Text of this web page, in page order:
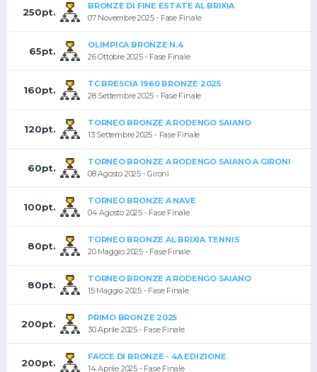
250pt.
BRONZE DI FINE ESTATE AL BRIXIA
07 Novembre 2025 - Fase Finale
65pt.
OLIMPICA BRONZE N.4
26 Ottobre 2025 - Fase Finale
160pt.
TC BRESCIA 1960 BRONZE 2025
28 Settembre 2025 - Fase Finale
120pt.
TORNEO BRONZE A RODENGO SAIANO
13 Settembre 2025 - Fase Finale
60pt.
TORNEO BRONZE A RODENGO SAIANO A GIRONI
08 Agosto 2025 - Gironi
100pt.
TORNEO BRONZE A NAVE
04 Agosto 2025 - Fase Finale
80pt.
TORNEO BRONZE AL BRIXIA TENNIS
20 Maggio 2025 - Fase Finale
80pt.
TORNEO BRONZE A RODENGO SAIANO
15 Maggio 2025 - Fase Finale
200pt.
PRIMO BRONZE 2025
30 Aprile 2025 - Fase Finale
200pt.
FACCE DI BRONZE - 4A EDIZIONE
14 Aprile 2025 - Fase Finale